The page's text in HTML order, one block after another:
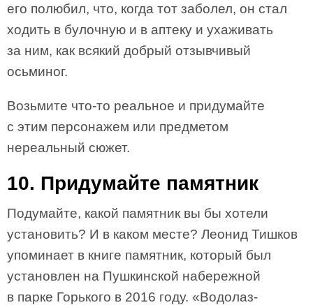
его полюбил, что, когда тот заболел, он стал
ходить в булочную и в аптеку и ухаживать
за ним, как всякий добрый отзывчивый
осьминог.
Возьмите что-то реальное и придумайте
с этим персонажем или предметом
нереальный сюжет.
10. Придумайте памятник
Подумайте, какой памятник вы бы хотели
установить? И в каком месте? Леонид Тишков
упоминает в книге памятник, который был
установлен на Пушкинской набережной
в парке Горького в 2016 году. «Водолаз-